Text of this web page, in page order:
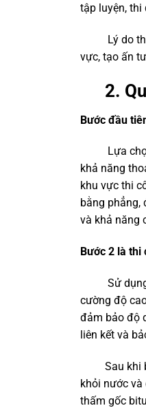
tập luyện, thi
Lý do thứ
vực, tạo ấn
2.
Bước đầu
Lựa chọn
khả năng
khu vực thi
bằng phẳng,
và khả năng
Bước 2 là thi
Sử dụng
cường độ
đảm bảo độ
liên kết và
Sau khi bê
khỏi nước và
thấm gốc